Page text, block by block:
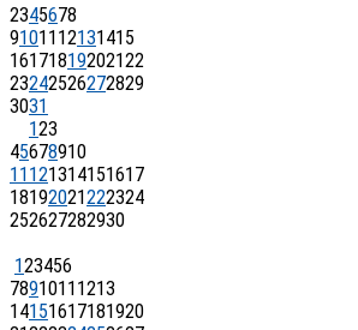
2345678
91011 12131415
16171819202122
23242526272829
3031
123
45678910
11 121314151617
18192021222324
252627282930
123456
7891011 1213
14151617181920